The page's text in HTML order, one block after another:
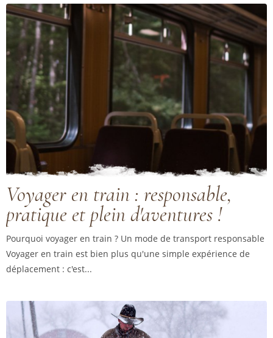
Voyager en train : responsable,
pratique et plein d'aventures !
Pourquoi voyager en train ? Un mode de transport responsable
Voyager en train est bien plus qu'une simple expérience de
déplacement : c'est...